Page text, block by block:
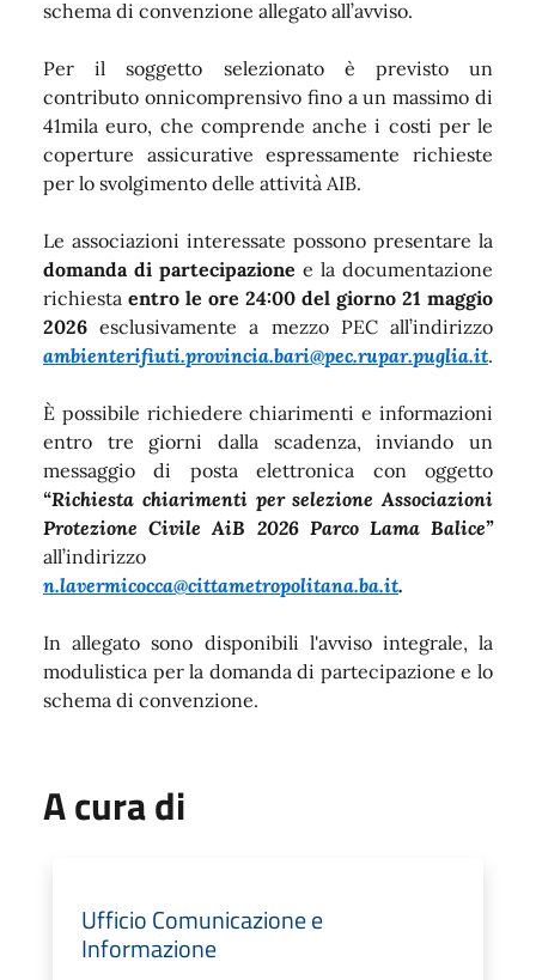
schema di convenzione allegato all’avviso.
Per il soggetto selezionato è previsto un
contributo onnicomprensivo fino a un massimo di
41mila euro, che comprende anche i costi per le
coperture assicurative espressamente richieste
per lo svolgimento delle attività AIB.
Le associazioni interessate possono presentare la
domanda di partecipazione e la documentazione
richiesta entro le ore 24:00 del giorno 21 maggio
2026 esclusivamente a mezzo PEC all’indirizzo
ambienterifiuti.provincia.bari@pec.rupar.puglia.it.
È possibile richiedere chiarimenti e informazioni
entro tre giorni dalla scadenza, inviando un
messaggio di posta elettronica con oggetto
“Richiesta chiarimenti per selezione Associazioni
Protezione Civile AiB 2026 Parco Lama Balice”
all’indirizzo
n.lavermicocca@cittametropolitana.ba.it.
In allegato sono disponibili l'avviso integrale, la
modulistica per la domanda di partecipazione e lo
schema di convenzione.
A cura di
Ufficio Comunicazione e
Informazione